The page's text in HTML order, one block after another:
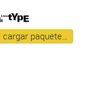
cargar paquete…